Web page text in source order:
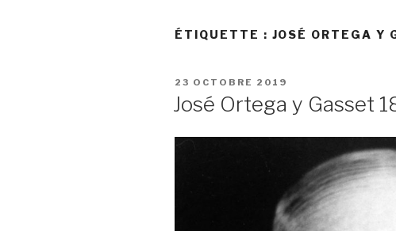
ÉTIQUETTE : JOSÉ ORTEGA Y
PUBLIÉ
23 OCTOBRE 2019
José Ortega y Gasset